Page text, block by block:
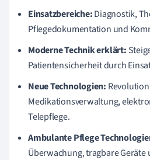
Einsatzbereiche:Diagnostik,
Pflegedokumentation und
Moderne Technik erklärt:
Patientensicherheit durch
Neue Technologien:
Medikationsverwaltung,
Telepflege.
Ambulante Pflege
Überwachung, tragbare Geräte